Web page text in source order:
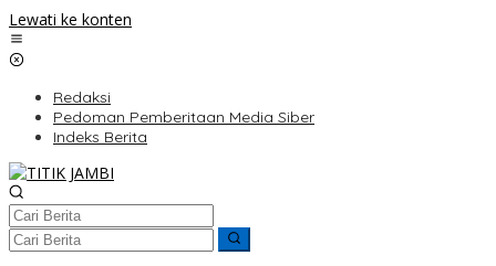
Lewati ke konten
Redaksi
Pedoman Pemberitaan Media Siber
Indeks Berita